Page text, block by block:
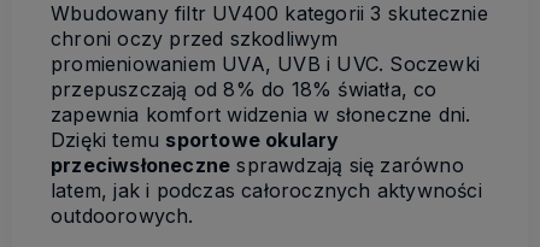
Wbudowany filtr UV400 kategorii 3 skutecznie
chroni oczy przed szkodliwym
promieniowaniem UVA, UVB i UVC. Soczewki
przepuszczają od 8% do 18% światła, co
zapewnia komfort widzenia w słoneczne dni.
Dzięki temu sportowe okulary
przeciwsłoneczne sprawdzają się zarówno
latem, jak i podczas całorocznych aktywności
outdoorowych.